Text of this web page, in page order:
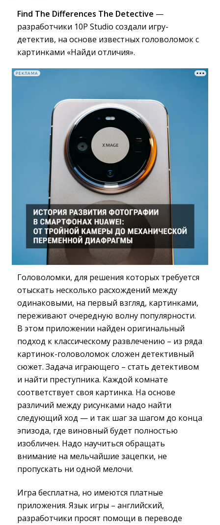
Find The Differences The Detective —
разработчики 10Р Studio создали игру-
детектив, на основе известных головоломок с
картинками «Найди отличия».
РЕКЛАМА
Головоломки, для решения которых требуется
отыскать несколько расхождений между
одинаковыми, на первый взгляд, картинками,
переживают очередную волну популярности.
В этом приложении найден оригинальный
подход к классическому развлечению – из ряда
картинок-головоломок сложен детективный
сюжет. Задача играющего – стать детективом
и найти преступника. Каждой комнате
соответствует своя картинка. На основе
различий между рисунками надо найти
следующий ход — и так шаг за шагом до конца
эпизода, где виновный будет полностью
изобличен. Надо научиться обращать
внимание на мельчайшие зацепки, не
пропускать ни одной мелочи.
Игра бесплатна, но имеются платные
приложения. Язык игры – английский,
разработчики просят помощи в переводе